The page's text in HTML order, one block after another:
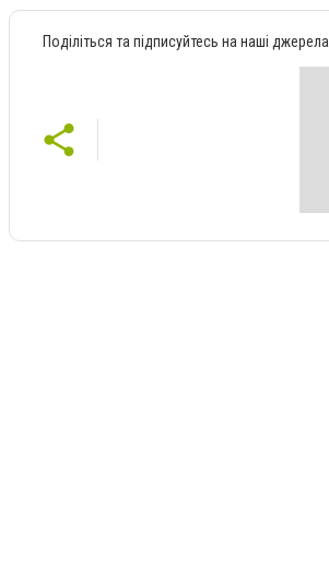
Поділіться та підписуйтесь на наші джерела